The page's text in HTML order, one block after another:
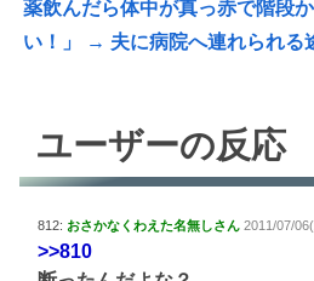
薬飲んだら体中が真っ赤で階段
い！」 → 夫に病院へ連れられる
ユーザーの反応
812: おさかなくわえた名無しさん 2011/07/
>>810